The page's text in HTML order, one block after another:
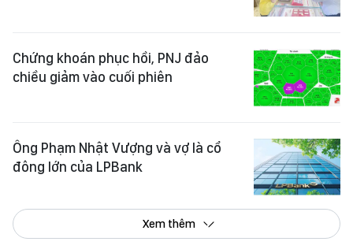
Chứng khoán phục hồi, PNJ đảo
chiều giảm vào cuối phiên
Ông Phạm Nhật Vượng và vợ là cổ
đông lớn của LPBank
Xem thêm